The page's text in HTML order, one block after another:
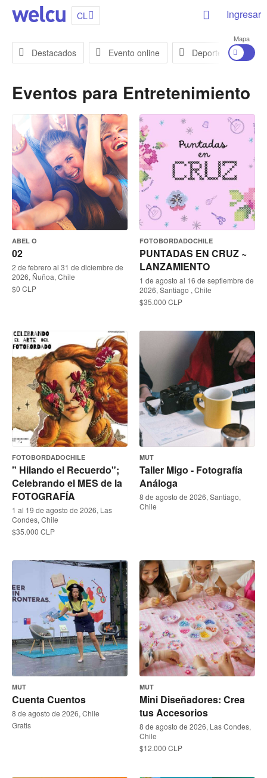
CL Ingresar
Destacados Evento online Deportes
Mapa
Eventos para Entretenimiento
ABEL O
02
2 de febrero al 31 de diciembre de
2026, Ñuñoa, Chile
$0 CLP
FOTOBORDADOCHILE
PUNTADAS EN CRUZ ~
LANZAMIENTO
1 de agosto al 16 de septiembre de
2026, Santiago , Chile
$35.000 CLP
FOTOBORDADOCHILE
" Hilando el Recuerdo";
Celebrando el MES de la
FOTOGRAFÍA
1 al 19 de agosto de 2026, Las
Condes, Chile
$35.000 CLP
MUT
Taller Migo - Fotografía
Análoga
8 de agosto de 2026, Santiago,
Chile
MUT
Cuenta Cuentos
8 de agosto de 2026, Chile
Gratis
MUT
Mini Diseñadores: Crea
tus Accesorios
8 de agosto de 2026, Las Condes,
Chile
$12.000 CLP